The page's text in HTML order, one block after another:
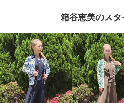
箱谷恵美のスタ